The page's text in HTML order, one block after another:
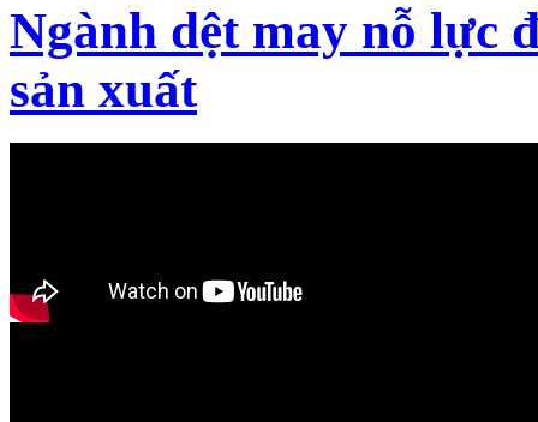
Ngành dệt may nỗ lực
sản xuất